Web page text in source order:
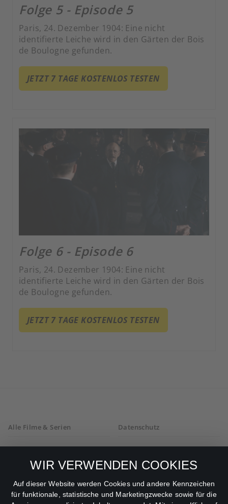
WIR VERWENDEN COOKIES
Auf dieser Website werden Cookies und andere Kennzeichen
für funktionale, statistische und Marketingzwecke sowie für die
Folge 5 - Episode 5
Paris, 24. Dezember 1904: Eine nicht
identifierte Leiche wird in den Gärten der Bois
de Boulogne gefunden.
JETZT 7 TAGE KOSTENLOS TESTEN
Folge 6 - Episode 6
Paris, 24. Dezember 1904: Eine nicht
identifierte Leiche wird in den Gärten der Bois
de Boulogne gefunden.
JETZT 7 TAGE KOSTENLOS TESTEN
Alle Filme & Serien
AGB
Datenschutz